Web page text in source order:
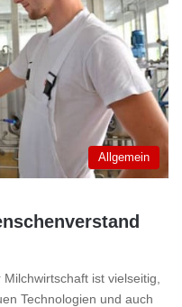
Allgemein
ist vielseitig,
Technologien und auch